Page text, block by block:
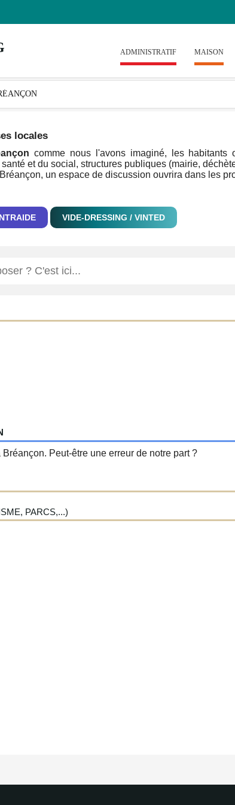
ADMINISTRATIF MAISON
locales
comme nous l'avons imaginé, les
et du social, structures publiques (mairie,
un espace de discussion ouvrira dans les
VIDE-DRESSING / VINTED
Peut-être une erreur de notre part ?
PARCS,...)